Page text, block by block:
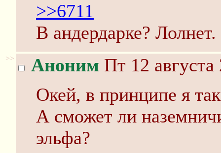
>>6711
В андердарке? Лолнет.
>> Аноним Пт 12
Окей, в принципе я
А сможет ли
эльфа?